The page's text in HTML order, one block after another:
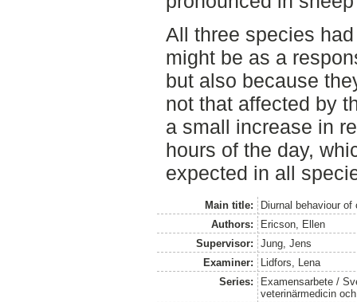
All three species
might be as a
but also because
not that affected by
a small increase in
hours of the day,
expected in all
Main title:
Diurnal behaviour
Authors:
Ericson, Ellen
Supervisor:
Jung, Jens
Examiner:
Lidfors, Lena
Series:
Examensarbete /
veterinärmedicin